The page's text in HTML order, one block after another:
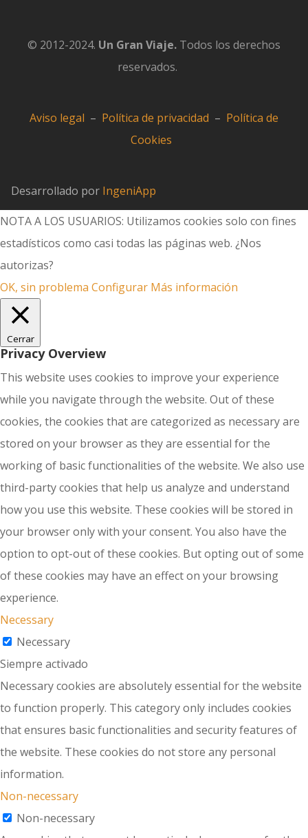
© 2012-2024. Un Gran Viaje. Todos los derechos
reservados.
Aviso legal – Política de privacidad – Política de
Cookies
Desarrollado por IngeniApp
NOTA A LOS USUARIOS: Utilizamos cookies solo con fines
estadísticos como casi todas las páginas web. ¿Nos
autorizas?
OK, sin problema Configurar Más información
Cerrar
Privacy Overview
This website uses cookies to improve your experience
while you navigate through the website. Out of these
cookies, the cookies that are categorized as necessary are
stored on your browser as they are essential for the
working of basic functionalities of the website. We also use
third-party cookies that help us analyze and understand
how you use this website. These cookies will be stored in
your browser only with your consent. You also have the
option to opt-out of these cookies. But opting out of some
of these cookies may have an effect on your browsing
experience.
Necessary
Necessary
Siempre activado
Necessary cookies are absolutely essential for the website
to function properly. This category only includes cookies
that ensures basic functionalities and security features of
the website. These cookies do not store any personal
information.
Non-necessary
Non-necessary